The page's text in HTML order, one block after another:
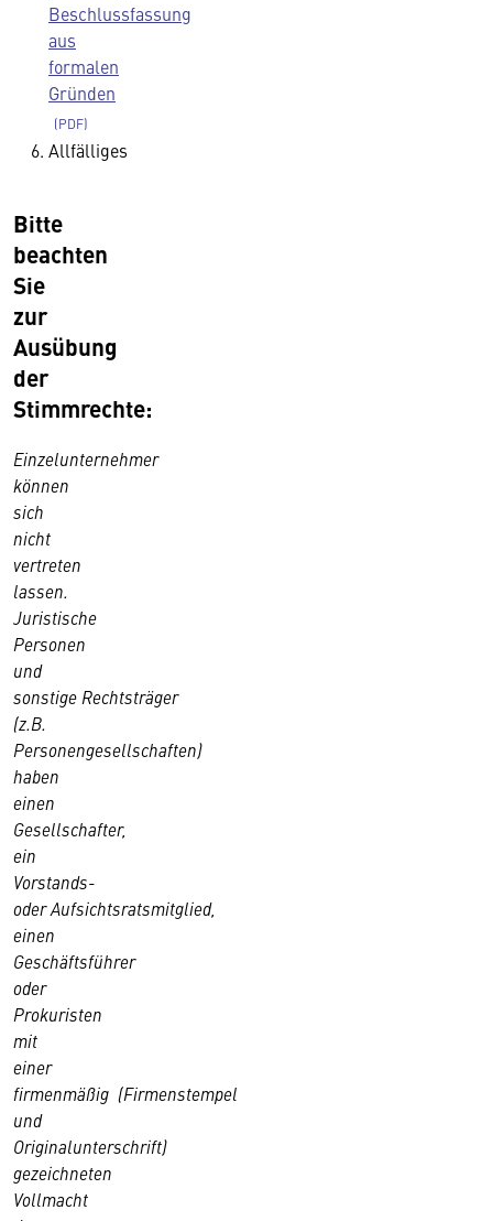
Beschlussfassung
aus
formalen
Gründen
Allfälliges
Bitte
beachten
Sie
zur
Ausübung
der
Stimmrechte:
Einzelunternehmer
können
sich
nicht
vertreten
lassen.
Juristische
Personen
und
sonstige Rechtsträger
(z.B.
Personengesellschaften)
haben
einen
Gesellschafter,
ein
Vorstands-
oder Aufsichtsratsmitglied,
einen
Geschäftsführer
oder
Prokuristen
mit
einer
firmenmäßig (Firmenstempel
und
Originalunterschrift)
gezeichneten
Vollmacht